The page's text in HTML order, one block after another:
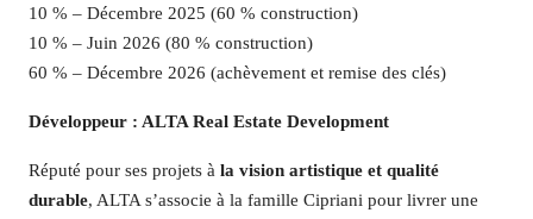
10 % – Décembre 2025 (60 % construction)
10 % – Juin 2026 (80 % construction)
60 % – Décembre 2026 (achèvement et remise des clés)
Développeur : ALTA Real Estate Development
Réputé pour ses projets à la vision artistique et qualité
durable, ALTA s’associe à la famille Cipriani pour livrer une